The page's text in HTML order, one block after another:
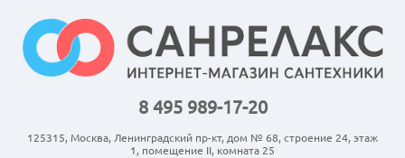
8 495 989-17-20
125315, Москва, Ленинградский пр-кт, дом № 68, строение 24, этаж
1, помещение II, комната 25